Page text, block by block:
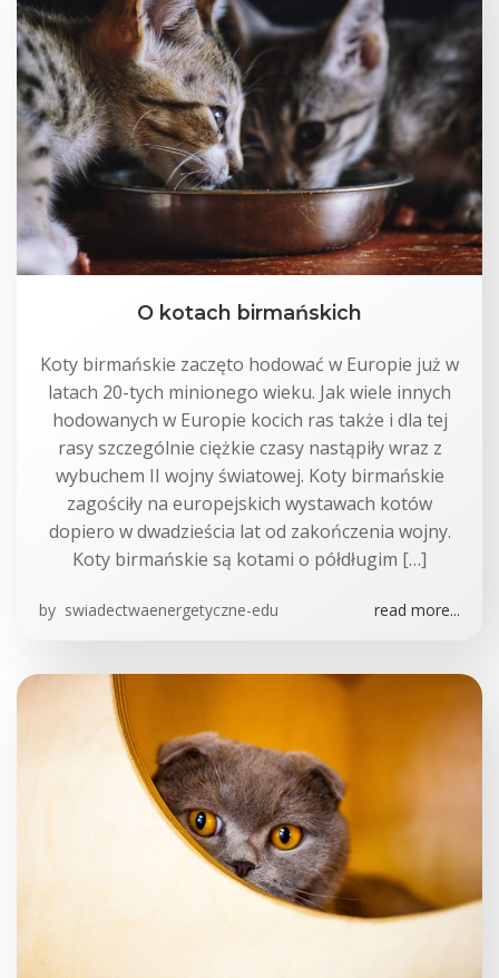
O kotach birmańskich
Koty birmańskie zaczęto hodować w Europie już w
latach 20-tych minionego wieku. Jak wiele innych
hodowanych w Europie kocich ras także i dla tej
rasy szczególnie ciężkie czasy nastąpiły wraz z
wybuchem II wojny światowej. Koty birmańskie
zagościły na europejskich wystawach kotów
dopiero w dwadzieścia lat od zakończenia wojny.
Koty birmańskie są kotami o półdługim […]
by swiadectwaenergetyczne-edu read more...